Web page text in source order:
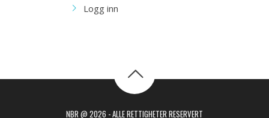
Logg inn
NBR @ 2026 - ALLE RETTIGHETER RESERVERT